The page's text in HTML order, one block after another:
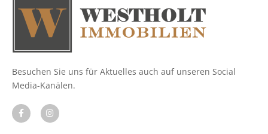
Besuchen Sie uns für Aktuelles auch auf unseren Social
Media-Kanälen.